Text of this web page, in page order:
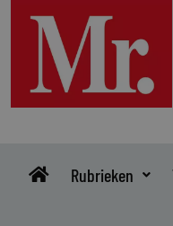
inhoud
Rubrieken